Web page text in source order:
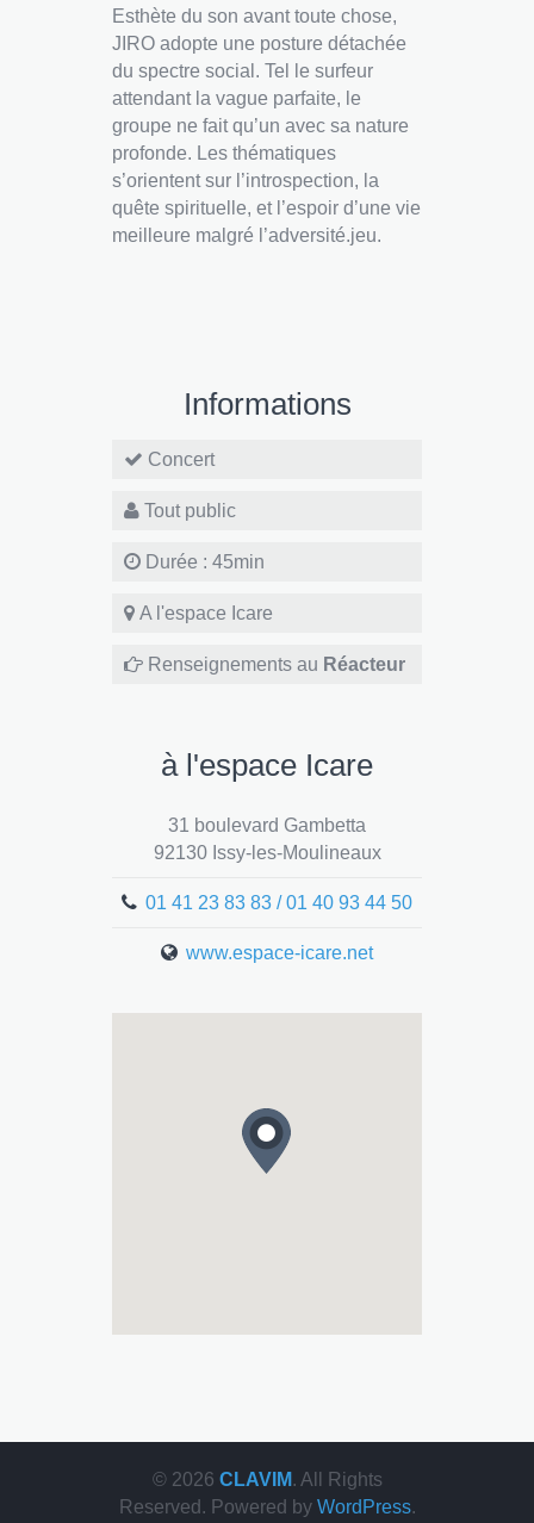
Esthète du son avant toute chose,
JIRO adopte une posture détachée
du spectre social. Tel le surfeur
attendant la vague parfaite, le
groupe ne fait qu’un avec sa nature
profonde. Les thématiques
s’orientent sur l’introspection, la
quête spirituelle, et l’espoir d’une vie
meilleure malgré l’adversité.jeu.
Informations
Concert
Tout public
Durée : 45min
A l'espace Icare
Renseignements au Réacteur
à l'espace Icare
31 boulevard Gambetta
92130 Issy-les-Moulineaux
01 41 23 83 83 / 01 40 93 44 50
www.espace-icare.net
© 2026 CLAVIM. All Rights
Reserved. Powered by WordPress.